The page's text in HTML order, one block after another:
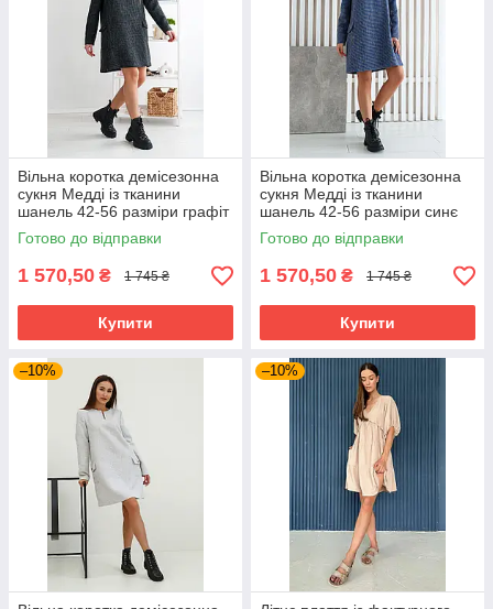
Вільна коротка демісезонна
сукня Медді із тканини
шанель 42-56 разміри графіт
Готово до відправки
1 570,50 ₴ 1 745 ₴
Купити
Вільна коротка демісезонна
сукня Медді із тканини
шанель 42-56 разміри синє
Готово до відправки
1 570,50 ₴ 1 745 ₴
Купити
–10% –10%